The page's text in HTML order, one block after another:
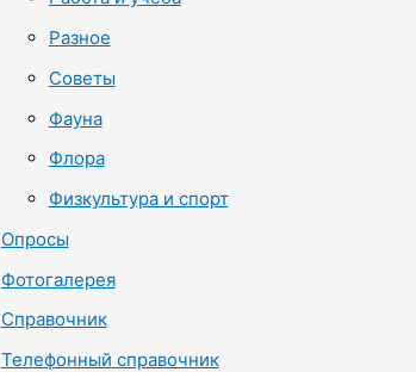
Разное
Советы
Фауна
Флора
Физкультура и спорт
Опросы
Фотогалерея
Справочник
Телефонный справочник